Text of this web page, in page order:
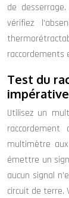
de
vérifiez
raccordements
Test du
impérative
Utilisez un
multimètre
émettre un
aucun signal
circuit de terre.